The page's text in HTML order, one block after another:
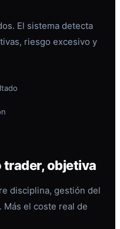
El sistema detecta
riesgo excesivo y
objetiva
disciplina, gestión del
el coste real de